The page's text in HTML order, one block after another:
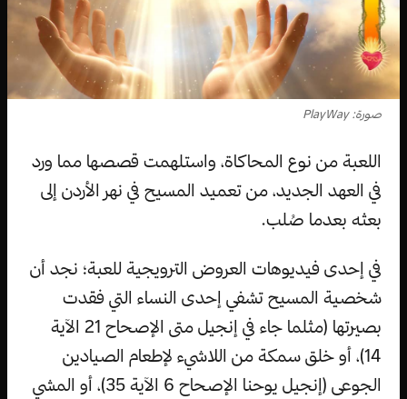
صورة: PlayWay
اللعبة من نوع المحاكاة، واستلهمت قصصها مما ورد
في العهد الجديد، من تعميد المسيح في نهر الأردن إلى
بعثه بعدما صُلب.
في إحدى فيديوهات العروض الترويجية للعبة؛ نجد أن
شخصية المسيح تشفي إحدى النساء التي فقدت
بصيرتها (مثلما جاء في إنجيل متى الإصحاح 21 الآية
14)، أو خلق سمكة من اللاشيء لإطعام الصيادين
الجوعى (إنجيل يوحنا الإصحاح 6 الآية 35)، أو المشي